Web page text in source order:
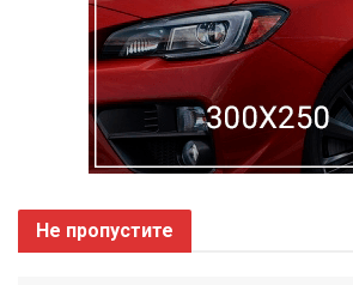
Не пропустите